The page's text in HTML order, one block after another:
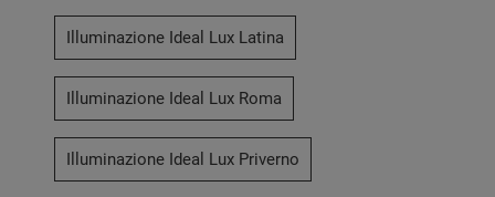
Illuminazione Ideal Lux Latina
Illuminazione Ideal Lux Roma
Illuminazione Ideal Lux Priverno